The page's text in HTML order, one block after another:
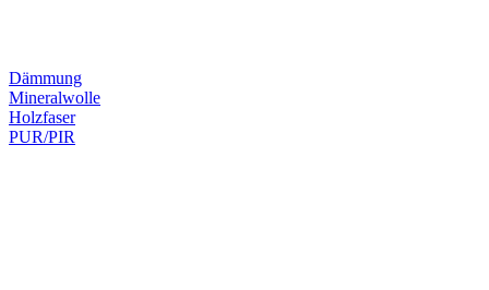
Dämmung
Mineralwolle
Holzfaser
PUR/PIR